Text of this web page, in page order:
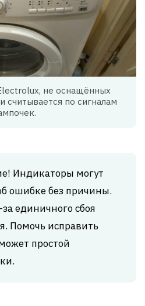
не оснащённых
считывается по сигналам
Индикаторы могут
ошибке без причины.
единичного сбоя
Помочь исправить
простой